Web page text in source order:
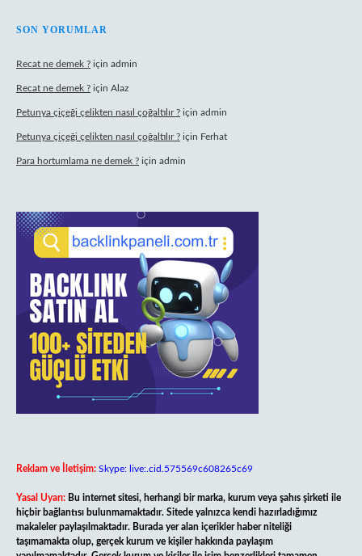
SON YORUMLAR
Recat ne demek ? için admin
Recat ne demek ? için Alaz
Petunya çiçeği çelikten nasıl çoğaltılır ? için admin
Petunya çiçeği çelikten nasıl çoğaltılır ? için Ferhat
Para hortumlama ne demek ? için admin
Reklam ve İletişim: Skype: live:.cid.575569c608265c69
Yasal Uyarı: Bu internet sitesi, herhangi bir marka, kurum veya şahıs şirketi ile
hiçbir bağlantısı bulunmamaktadır. Sitede yalnızca kendi hazırladığımız
makaleler paylaşılmaktadır. Burada yer alan içerikler haber niteliği
taşımamakta olup, gerçek kurum ve kişiler hakkında paylaşım